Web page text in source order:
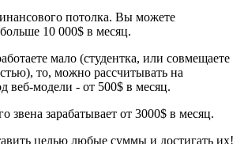
потолка. Вы можете
10 000$ в месяц.
мало (студентка, или совмещаете
то, можно рассчитывать на
веб-модели - от 500$ в месяц.
звена зарабатывает от 3000$ в месяц.
целью любые суммы и достигать их!